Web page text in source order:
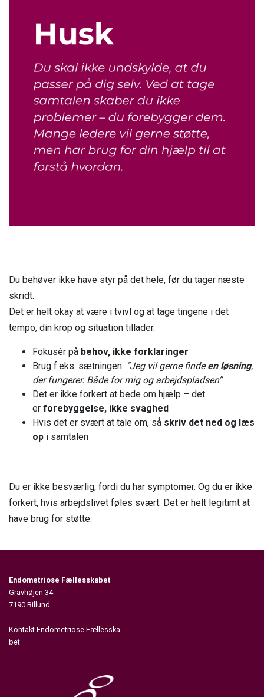
Du behøver ikke have styr på det hele, før du tager næste
skridt.
Det er helt okay at være i tvivl og at tage tingene i det
tempo, din krop og situation tillader.
Fokusér på behov, ikke forklaringer
Brug f.eks. sætningen: “Jeg vil gerne findeen løsning,
der fungerer. Både for mig og arbejdspladsen”
Det er ikke forkert at bede om hjælp – det
er forebyggelse, ikke svaghed
Hvis det er svært at tale om, så skriv det ned og læs
op i samtalen
Du er ikke besværlig, fordi du har symptomer. Og du er ikke
forkert, hvis arbejdslivet føles svært. Det er helt legitimt at
have brug for støtte.
Endometriose Fællesskabet
Gravhøjen 34
7190 Billund
Kontakt Endometriose Fællesska
bet